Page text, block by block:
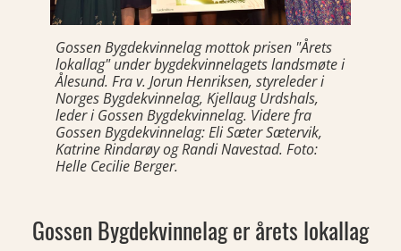
Gossen Bygdekvinnelag mottok prisen "Årets
lokallag" under bygdekvinnelagets landsmøte i
Ålesund. Fra v. Jorun Henriksen, styreleder i
Norges Bygdekvinnelag, Kjellaug Urdshals,
leder i Gossen Bygdekvinnelag. Videre fra
Gossen Bygdekvinnelag: Eli Sæter Sætervik,
Katrine Rindarøy og Randi Navestad. Foto:
Helle Cecilie Berger.
Gossen Bygdekvinnelag er årets lokallag